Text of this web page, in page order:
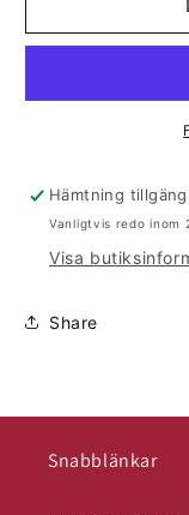
FIBA
Hämtning
Vanligtvis redo inom
Visa
Share
Snabblänkar